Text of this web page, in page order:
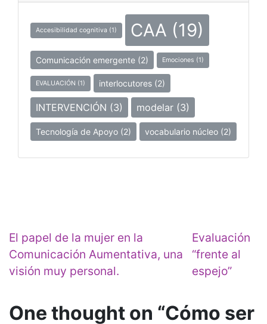
Accesibilidad cognitiva (1) CAA (19)
Comunicación emergente (2) Emociones (1)
EVALUACIÓN (1) interlocutores (2)
INTERVENCIÓN (3) modelar (3)
Tecnología de Apoyo (2) vocabulario núcleo (2)
Navegación de entradas
El papel de la mujer en la
Comunicación Aumentativa, una
visión muy personal.
Evaluación
“frente al
espejo”
One thought on “Cómo ser